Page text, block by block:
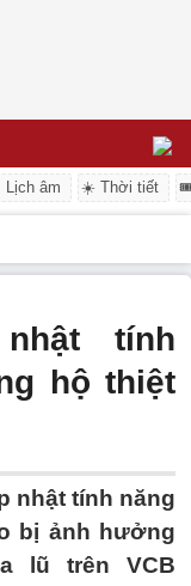
Lịch âm ☀️ Thời tiết
nhật tính
hộ thiệt
nhật tính năng
bị ảnh hưởng
lũ trên VCB